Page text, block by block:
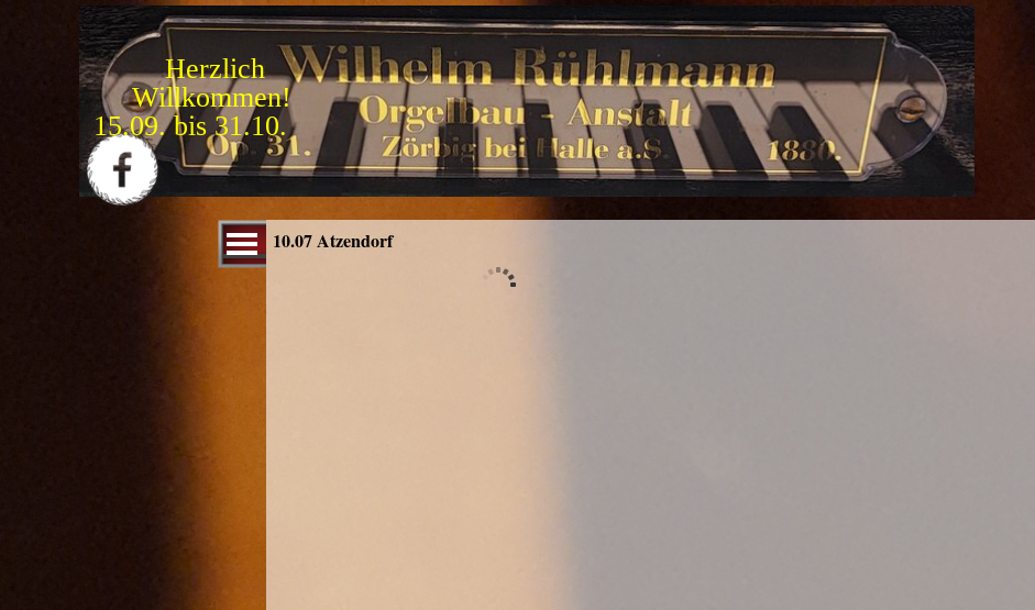
Direkt zum Seiteninhalt
Herzlich
Willkommen!
Festival 2026:
Menü überspringen10.07 Atzendorf